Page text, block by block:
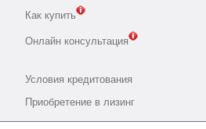
Как купить
Онлайн консультация
Условия кредитования
Приобретение в лизинг